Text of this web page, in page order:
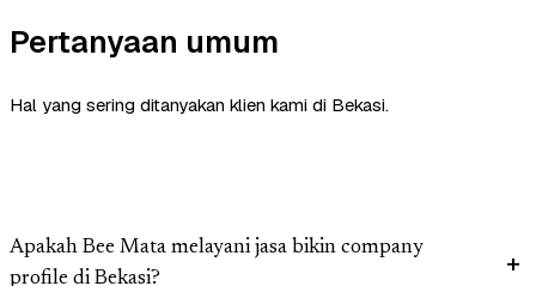
Pertanyaan umum
Hal yang sering ditanyakan klien kami di Bekasi.
Apakah Bee Mata melayani jasa bikin company
profile di Bekasi?